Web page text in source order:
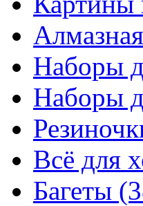
Наборы
Наборы
Всё для
Багеты